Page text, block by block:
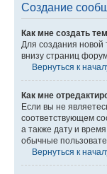
Создание
Как мне создать
Для создания
внизу страниц
Вернуться к
Как мне
Если вы не
соответствующем
а также дату и
обычные
Вернуться к